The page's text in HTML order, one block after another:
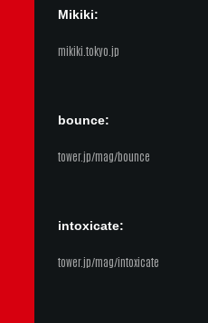
Mikiki:
mikiki.tokyo.jp
bounce:
tower.jp/mag/bounce
intoxicate:
tower.jp/mag/intoxicate